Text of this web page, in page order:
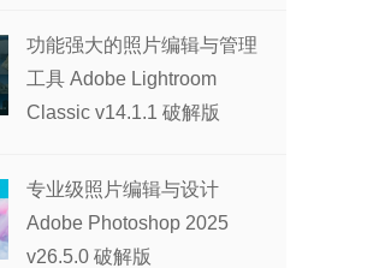
功能强大的照片编辑与管理
工具 Adobe Lightroom
Classic v14.1.1 破解版
专业级照片编辑与设计
Adobe Photoshop 2025
v26.5.0 破解版